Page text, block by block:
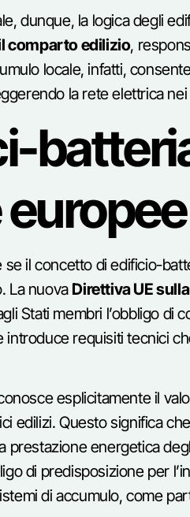
dunque, la logica degli
comparto edilizio,
locale, infatti,
la rete elettrica
se il concetto di edificio-
La nuova Direttiva UE
Stati membri l’obbligo
introduce requisiti tecnici
esplicitamente il
edilizi. Questo significa
prestazione energetica
di predisposizione per
di accumulo, come